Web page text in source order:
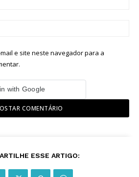
e site neste navegador para a
with Google
ESSE ARTIGO: